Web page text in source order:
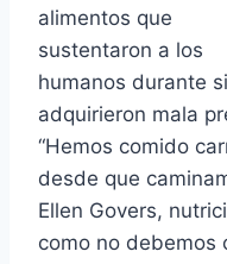
alimentos que
sustentaron a los
humanos durante
adquirieron mala
“Hemos comido
desde que
Ellen Govers,
como no debemos